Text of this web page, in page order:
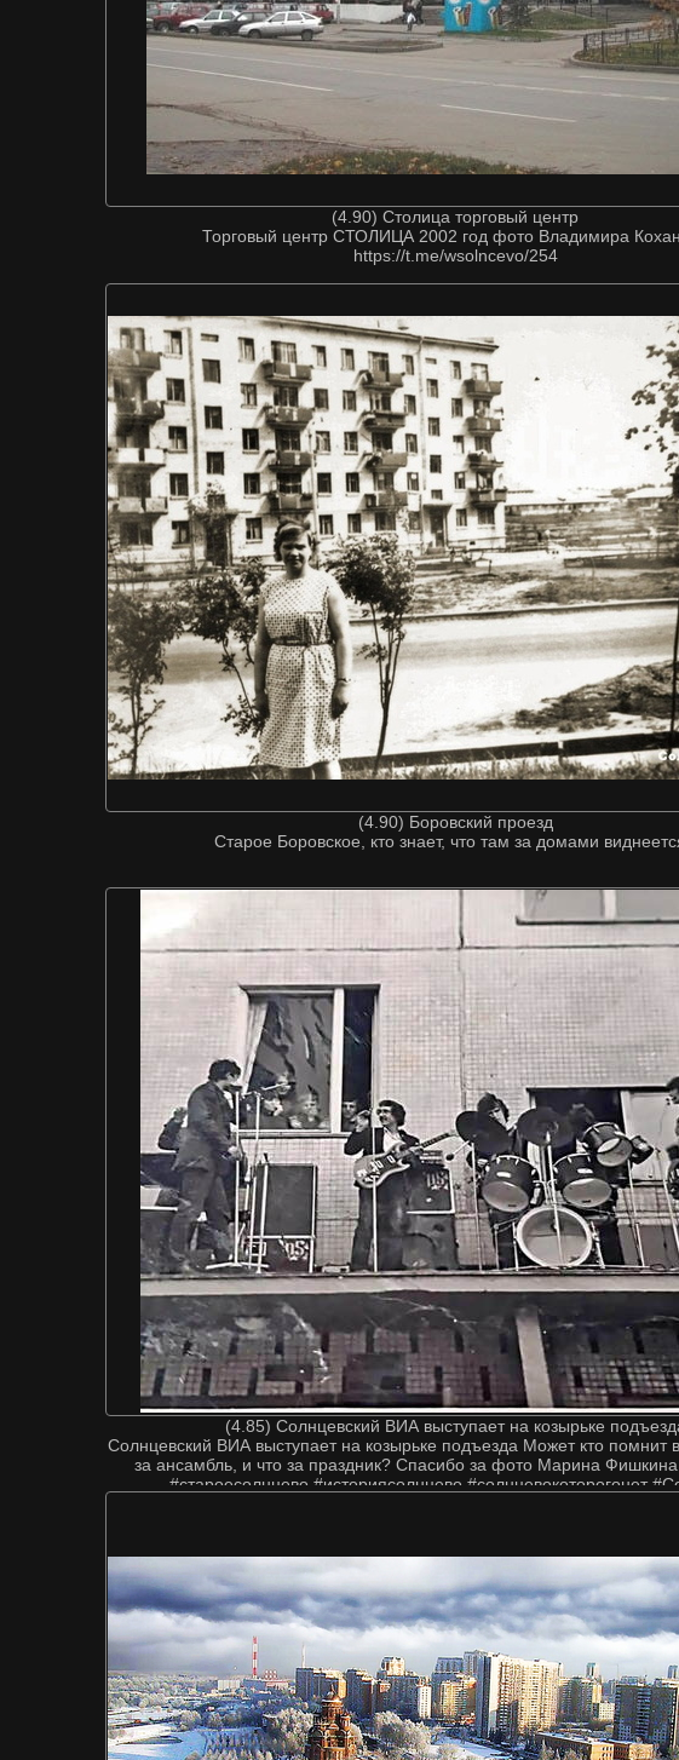
(4.90) Столица торговый центр
Торговый центр СТОЛИЦА 2002 год фото Владимира
https://t.me/wsolncevo/254
(4.90) Боровский проезд
Старое Боровское, кто знает, что там за домами
(4.85) Солнцевский ВИА выступает на козырьке
Солнцевский ВИА выступает на козырьке подъезда Может кто помнит в
за ансамбль, и что за праздник? Спасибо за фото Марина
#староесолнцево #историясолнцево #солнцевокоторогонет